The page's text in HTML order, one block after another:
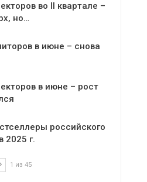
во II квартале –
но…
в июне – снова
в июне – рост
российского
2025 г.
1 из 45